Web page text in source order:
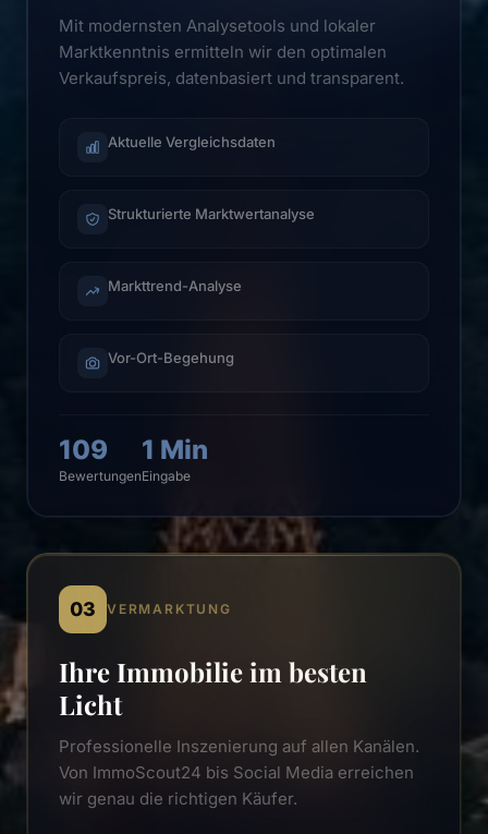
Mit modernsten Analysetools und lokaler
Marktkenntnis ermitteln wir den optimalen
Verkaufspreis, datenbasiert und transparent.
Aktuelle Vergleichsdaten
Strukturierte Marktwertanalyse
Markttrend-Analyse
Vor-Ort-Begehung
109
Bewertungen
1 Min
Eingabe
03 VERMARKTUNG
Ihre Immobilie im besten
Licht
Professionelle Inszenierung auf allen Kanälen.
Von ImmoScout24 bis Social Media erreichen
wir genau die richtigen Käufer.